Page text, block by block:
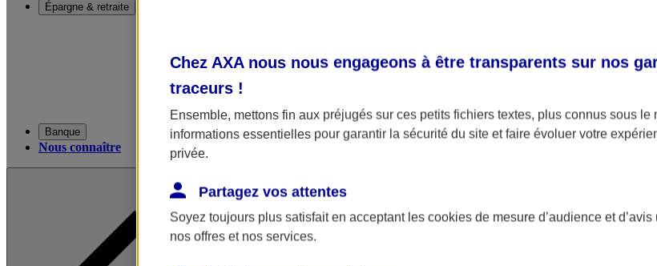
Épargne & retraite
Banque
Nous connaître
Chez AXA nous nous engageons à être transparents sur nos
traceurs !
Ensemble, mettons fin aux préjugés sur ces petits fichiers textes, plus connus sous le
informations essentielles pour garantir la sécurité du site et faire évoluer votre
privée.
Partagez vos attentes
Soyez toujours plus satisfait en acceptant les cookies de mesure d’audience et
nos offres et nos services.